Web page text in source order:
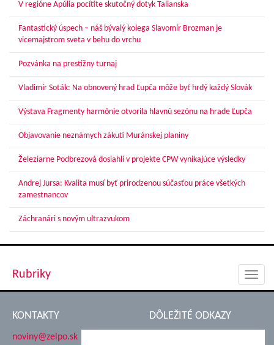
V regióne Apúlia pocítite skutočný dotyk Talianska
Fantastický úspech – náš bývalý kolega Slavomír Brozman je
vicemajstrom sveta v behu do vrchu
Pozvánka na prestížny turnaj
Vladimír Soták: Na obnovený hrad Ľupča môže byť hrdý každý Slovák
Výstava Fragmenty harmónie otvorila hlavnú sezónu na hrade Ľupča
Objavovanie neznámych zákutí Muránskej planiny
Železiarne Podbrezová dosiahli v projekte CPW vynikajúce výsledky
Andrej Jursa: Kvalita musí byť prirodzenou súčasťou práce všetkých
zamestnancov
Záchranári s novým ultrazvukom
Rubriky
KONTAKTY
noviny@zelpo.sk
DÔLEŽITÉ ODKAZY